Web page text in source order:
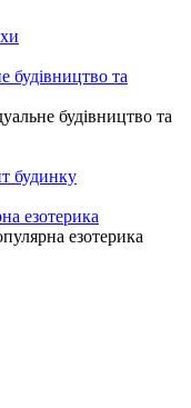
будівництво та
будівництво та
будинку
езотерика
езотерика